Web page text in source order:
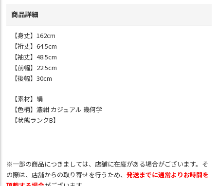
商品詳細
【身丈】162cm
【裄丈】64.5cm
【袖丈】48.5cm
【前幅】22.5cm
【後幅】30cm
【素材】絹
【色柄】濃紺 カジュアル 幾何学
【状態ランクB】
※一部の商品につきましては、店舗に在庫がある場合がございます。そ
の際は、店舗からの取り寄せを行うため、発送までに通常よりお時間を